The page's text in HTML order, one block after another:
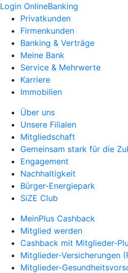
Login OnlineBanking
Privatkunden
Firmenkunden
Banking & Verträge
Meine Bank
Service & Mehrwerte
Karriere
Immobilien
Über uns
Unsere Filialen
Mitgliedschaft
Gemeinsam stark für die
Engagement
Nachhaltigkeit
Bürger-Energiepark
SiZE Club
MeinPlus Cashback
Mitglied werden
Cashback mit Mitglieder-
Mitglieder-Versicherungen
Mitglieder-